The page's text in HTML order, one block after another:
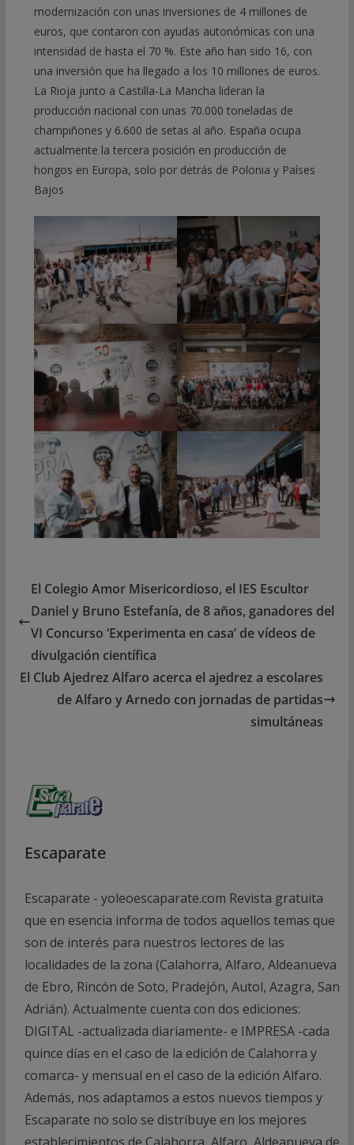
modernización con unas inversiones de 4 millones de
euros, que contaron con ayudas autonómicas con una
intensidad de hasta el 70 %. Este año han sido 16, con
una inversión que ha llegado a los 10 millones de euros.
La Rioja junto a Castilla-La Mancha lideran la
producción nacional con unas 70.000 toneladas de
champiñones y 6.600 de setas al año. España ocupa
actualmente la tercera posición en producción de
hongos en Europa, solo por detrás de Polonia y Países
Bajos
El Colegio Amor Misericordioso, el IES Escultor
Daniel y Bruno Estefanía, de 8 años, ganadores del
VI Concurso ‘Experimenta en casa’ de vídeos de
divulgación científica
El Club Ajedrez Alfaro acerca el ajedrez a escolares
de Alfaro y Arnedo con jornadas de partidas
simultáneas
Escaparate
Escaparate - yoleoescaparate.com Revista gratuita
que en esencia informa de todos aquellos temas que
son de interés para nuestros lectores de las
localidades de la zona (Calahorra, Alfaro, Aldeanueva
de Ebro, Rincón de Soto, Pradejón, Autol, Azagra, San
Adrián). Actualmente cuenta con dos ediciones:
DIGITAL -actualizada diariamente- e IMPRESA -cada
quince días en el caso de la edición de Calahorra y
comarca- y mensual en el caso de la edición Alfaro.
Además, nos adaptamos a estos nuevos tiempos y
Escaparate no solo se distribuye en los mejores
establecimientos de Calahorra, Alfaro, Aldeanueva de